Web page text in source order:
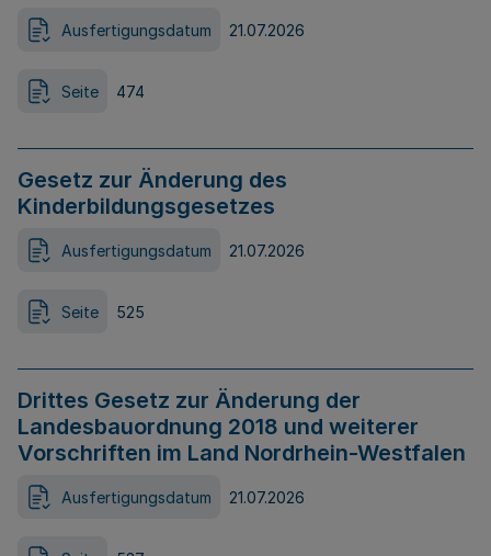
Ausfertigungsdatum 21.07.2026
Seite 474
Gesetz zur Änderung des
Kinderbildungsgesetzes
Ausfertigungsdatum 21.07.2026
Seite 525
Drittes Gesetz zur Änderung der
Landesbauordnung 2018 und weiterer
Vorschriften im Land Nordrhein-Westfalen
Ausfertigungsdatum 21.07.2026